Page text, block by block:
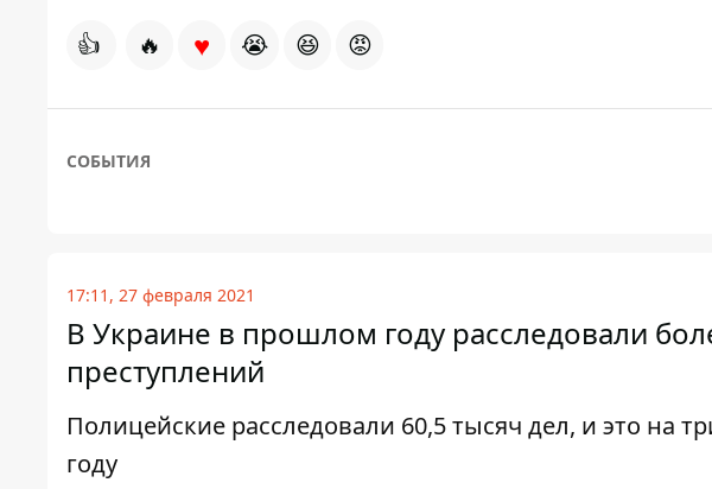
👍 🔥 ♥ 😭 😆 😡
СОБЫТИЯ
17:11, 27 февраля 2021
В Украине в прошлом году расследовали
преступлений
Полицейские расследовали 60,5 тысяч дел, и это на
году